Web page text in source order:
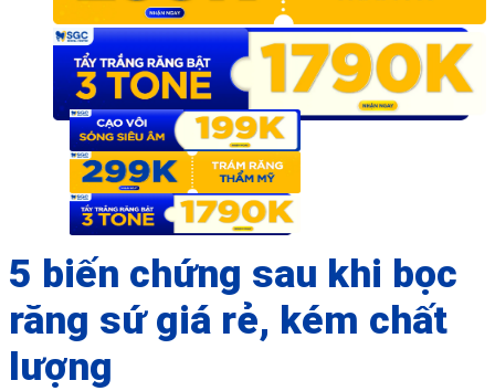
5 biến chứng sau khi bọc
răng sứ giá rẻ, kém chất
lượng